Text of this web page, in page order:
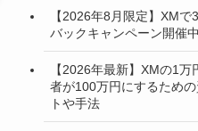
【2026年8月限定】XMで
バックキャンペーン開催中
【2026年最新】XMの1
者が100万円にするため
トや手法